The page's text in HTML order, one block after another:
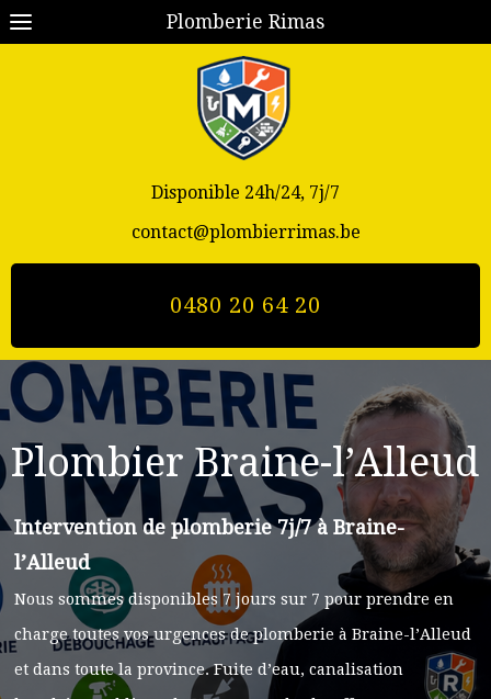
Plomberie Rimas
Disponible 24h/24, 7j/7
contact@plombierrimas.be
0480 20 64 20
Plombier Braine-l’Alleud
Intervention de plomberie 7j/7 à Braine-
l’Alleud
Nous sommes disponibles 7 jours sur 7 pour prendre en
charge toutes vos urgences de plomberie à Braine-l’Alleud
et dans toute la province. Fuite d’eau, canalisation